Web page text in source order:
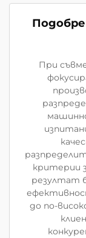
При
критерии
резултат
до по-